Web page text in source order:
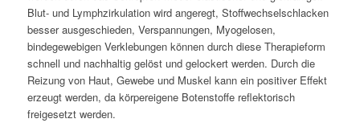
Blut- und Lymphzirkulation wird angeregt, Stoffwechselschlacken
besser ausgeschieden, Verspannungen, Myogelosen,
bindegewebigen Verklebungen können durch diese Therapieform
schnell und nachhaltig gelöst und gelockert werden. Durch die
Reizung von Haut, Gewebe und Muskel kann ein positiver Effekt
erzeugt werden, da körpereigene Botenstoffe reflektorisch
freigesetzt werden.